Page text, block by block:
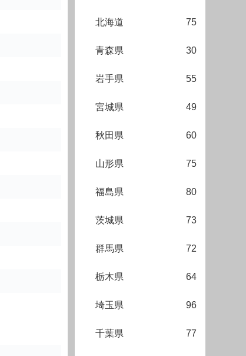
北海道 75
青森県 30
岩手県 55
宮城県 49
秋田県 60
山形県 75
福島県 80
茨城県 73
群馬県 72
栃木県 64
埼玉県 96
千葉県 77